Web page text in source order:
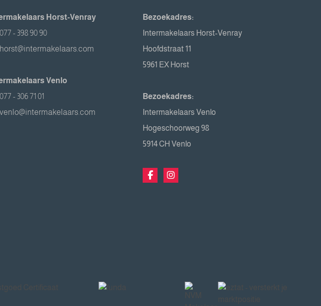
Horst-Venray
077 - 398 90 90
horst@intermakelaars.com
Venlo
077 - 306 71 01
venlo@intermakelaars.com
Bezoekadres:
Intermakelaars Horst-Venray
Hoofdstraat 11
5961 EX Horst
Bezoekadres:
Intermakelaars Venlo
Hogeschoorweg 98
5914 CH Venlo